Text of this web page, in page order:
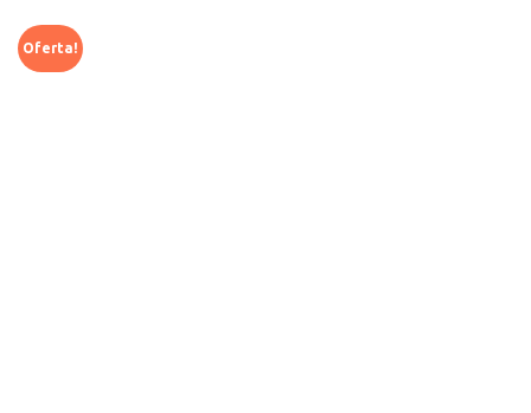
Oferta!